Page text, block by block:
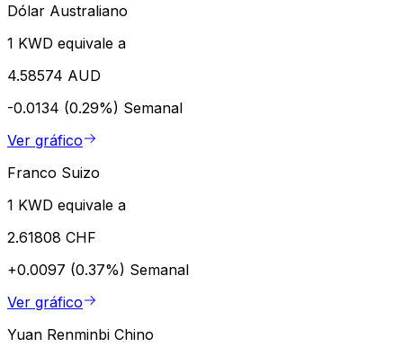
Dólar Australiano
1 KWD equivale a
4.58574 AUD
-0.0134 (0.29%) Semanal
Ver gráfico
Franco Suizo
1 KWD equivale a
2.61808 CHF
+0.0097 (0.37%) Semanal
Ver gráfico
Yuan Renminbi Chino